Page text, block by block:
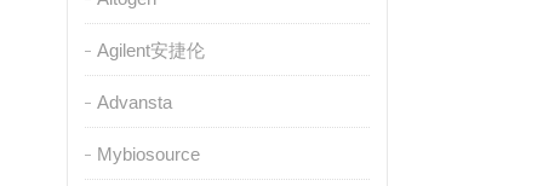
Agilent安捷伦
Advansta
Mybiosource